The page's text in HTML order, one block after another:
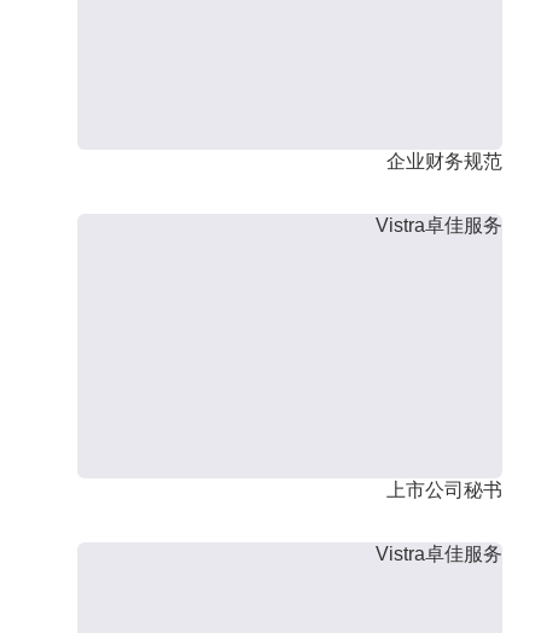
企业财务规范
Vistra卓佳服务
上市公司秘书
Vistra卓佳服务